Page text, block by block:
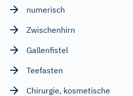
numerisch
Zwischenhirn
Gallenfistel
Teefasten
Chirurgie, kosmetische